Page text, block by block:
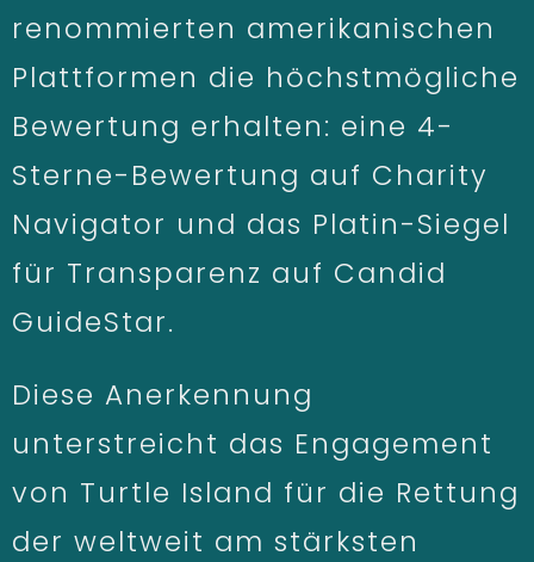
renommierten amerikanischen
Plattformen die höchstmögliche
Bewertung erhalten: eine 4-
Sterne-Bewertung auf Charity
Navigator und das Platin-Siegel
für Transparenz auf Candid
GuideStar.
Diese Anerkennung
unterstreicht das Engagement
von Turtle Island für die Rettung
der weltweit am stärksten